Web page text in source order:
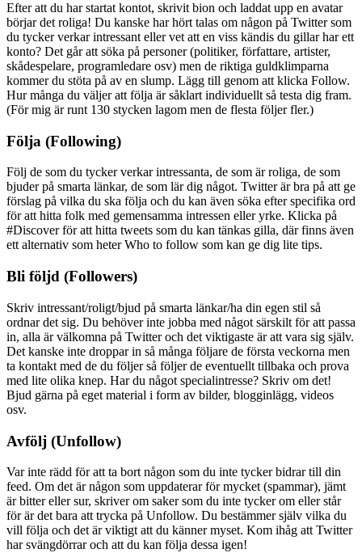
Efter att du har startat kontot, skrivit bion och laddat upp en avatar
börjar det roliga! Du kanske har hört talas om någon på Twitter som
du tycker verkar intressant eller vet att en viss kändis du gillar har ett
konto? Det går att söka på personer (politiker, författare, artister,
skådespelare, programledare osv) men de riktiga guldklimparna
kommer du stöta på av en slump. Lägg till genom att klicka Follow.
Hur många du väljer att följa är såklart individuellt så testa dig fram.
(För mig är runt 130 stycken lagom men de flesta följer fler.)
Följa (Following)
Följ de som du tycker verkar intressanta, de som är roliga, de som
bjuder på smarta länkar, de som lär dig något. Twitter är bra på att ge
förslag på vilka du ska följa och du kan även söka efter specifika ord
för att hitta folk med gemensamma intressen eller yrke. Klicka på
#Discover för att hitta tweets som du kan tänkas gilla, där finns även
ett alternativ som heter Who to follow som kan ge dig lite tips.
Bli följd (Followers)
Skriv intressant/roligt/bjud på smarta länkar/ha din egen stil så
ordnar det sig. Du behöver inte jobba med något särskilt för att passa
in, alla är välkomna på Twitter och det viktigaste är att vara sig själv.
Det kanske inte droppar in så många följare de första veckorna men
ta kontakt med de du följer så följer de eventuellt tillbaka och prova
med lite olika knep. Har du något specialintresse? Skriv om det!
Bjud gärna på eget material i form av bilder, blogginlägg, videos
osv.
Avfölj (Unfollow)
Var inte rädd för att ta bort någon som du inte tycker bidrar till din
feed. Om det är någon som uppdaterar för mycket (spammar), jämt
är bitter eller sur, skriver om saker som du inte tycker om eller står
för är det bara att trycka på Unfollow. Du bestämmer själv vilka du
vill följa och det är viktigt att du känner myset. Kom ihåg att Twitter
har svängdörrar och att du kan följa dessa igen!